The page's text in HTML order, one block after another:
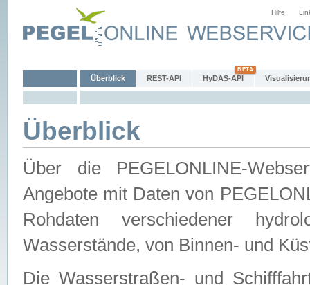
Hilfe
Überblick REST-API HyDAS-API
Überblick
Über die PEGELONLINE-
Angebote mit Daten von
Rohdaten verschiedener
Wasserstände, von Binnen- und
Die Wasserstraßen- und